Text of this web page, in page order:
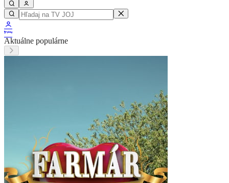
Aktuálne populárne